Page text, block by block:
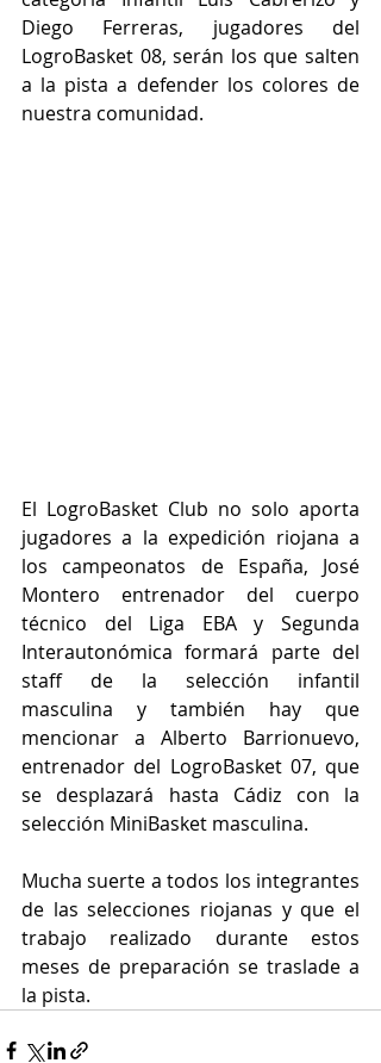
Diego Ferreras, jugadores del
LogroBasket 08, serán los que salten
a la pista a defender los colores de
nuestra comunidad.
El LogroBasket Club no solo aporta
jugadores a la expedición riojana a
los campeonatos de España, José
Montero entrenador del cuerpo
técnico del Liga EBA y Segunda
Interautonómica formará parte del
staff de la selección infantil
masculina y también hay que
mencionar a Alberto Barrionuevo,
entrenador del LogroBasket 07, que
se desplazará hasta Cádiz con la
selección MiniBasket masculina.
Mucha suerte a todos los integrantes
de las selecciones riojanas y que el
trabajo realizado durante estos
meses de preparación se traslade a
la pista.